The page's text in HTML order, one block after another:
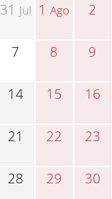
31 Jul 1Ago 2
7 8 9
14 15 16
21 22 23
28 29 30